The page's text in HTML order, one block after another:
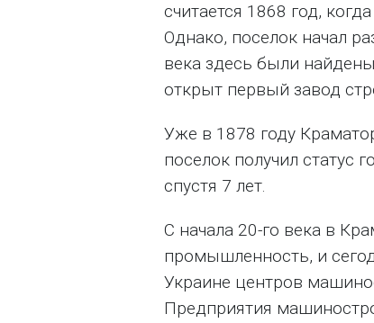
считается 1868 год,
Однако, поселок начал
века здесь были
открыт первый завод
Уже в 1878 году
поселок получил статус
спустя 7 лет.
С начала 20-го века в
промышленность, и
Украине центров
Предприятия